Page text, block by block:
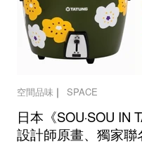
空間品味 ｜SPACE
日本《SOU‧SOU IN
設計師原畫、獨家聯